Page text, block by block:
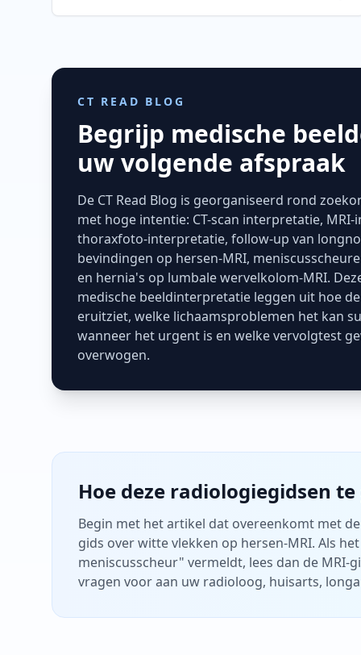
CT READ BLOG
Begrijp medische
uw volgende afspraak
De CT Read Blog is georganiseerd rond
met hoge intentie: CT-scan interpretatie,
thoraxfoto-interpretatie, follow-up van
bevindingen op hersen-MRI,
en hernia's op lumbale wervelkolom-MRI.
medische beeldinterpretatie leggen uit hoe
eruitziet, welke lichaamsproblemen het kan
wanneer het urgent is en welke vervolgtest
overwogen.
Hoe deze radiologiegidsen
Begin met het artikel dat overeenkomt met
gids over witte vlekken op hersen-MRI. Als
meniscusscheur" vermeldt, lees dan de MRI-
vragen voor aan uw radioloog, huisarts,